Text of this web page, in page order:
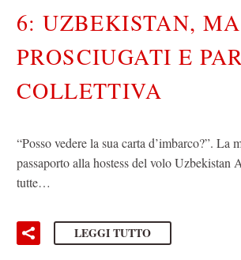
6: UZBEKISTAN,
PROSCIUGATI E
COLLETTIVA
“Posso vedere la sua carta d’imbarco?”. La
passaporto alla hostess del volo Uzbekistan
tutte…
LEGGI TUTTO